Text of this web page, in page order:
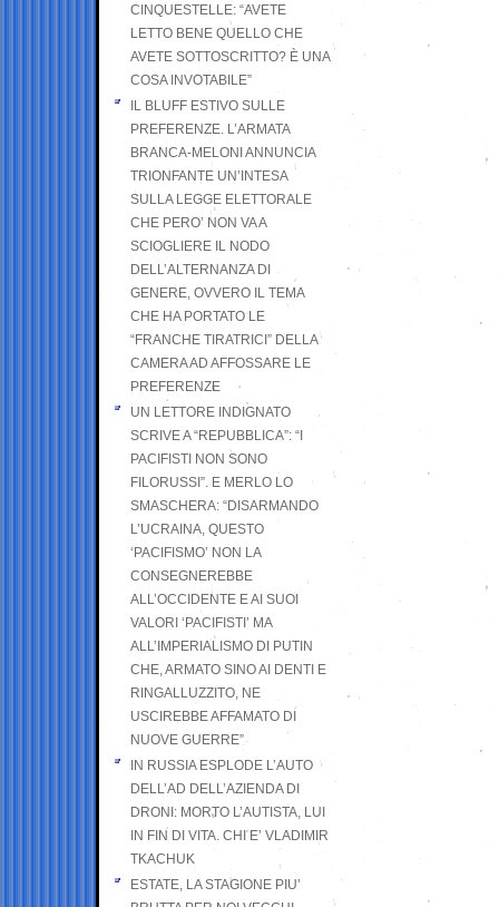
CINQUESTELLE: “AVETE
LETTO BENE QUELLO CHE
AVETE SOTTOSCRITTO? È UNA
COSA INVOTABILE”
IL BLUFF ESTIVO SULLE
PREFERENZE. L’ARMATA
BRANCA-MELONI ANNUNCIA
TRIONFANTE UN’INTESA
SULLA LEGGE ELETTORALE
CHE PERO’ NON VA A
SCIOGLIERE IL NODO
DELL’ALTERNANZA DI
GENERE, OVVERO IL TEMA
CHE HA PORTATO LE
“FRANCHE TIRATRICI” DELLA
CAMERA AD AFFOSSARE LE
PREFERENZE
UN LETTORE INDIGNATO
SCRIVE A “REPUBBLICA”: “I
PACIFISTI NON SONO
FILORUSSI”. E MERLO LO
SMASCHERA: “DISARMANDO
L’UCRAINA, QUESTO
‘PACIFISMO’ NON LA
CONSEGNEREBBE
ALL’OCCIDENTE E AI SUOI
VALORI ‘PACIFISTI’ MA
ALL’IMPERIALISMO DI PUTIN
CHE, ARMATO SINO AI DENTI E
RINGALLUZZITO, NE
USCIREBBE AFFAMATO DI
NUOVE GUERRE”
IN RUSSIA ESPLODE L’AUTO
DELL’AD DELL’AZIENDA DI
DRONI: MORTO L’AUTISTA, LUI
IN FIN DI VITA. CHI E’ VLADIMIR
TKACHUK
ESTATE, LA STAGIONE PIU’